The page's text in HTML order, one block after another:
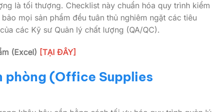
là tối thượng. Checklist này chuẩn hóa quy trình kiểm
mọi sản phẩm đều tuân thủ nghiêm ngặt các tiêu
các Kỹ sư Quản lý chất lượng (QA/QC).
(Excel) [TẠI ĐÂY]
phòng (Office Supplies